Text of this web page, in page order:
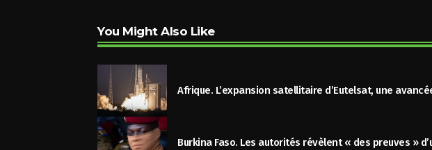
You Might Also Like
Afrique. L’expansion satellitaire d’Eutelsat, une
Burkina Faso. Les autorités révèlent « des preuves »